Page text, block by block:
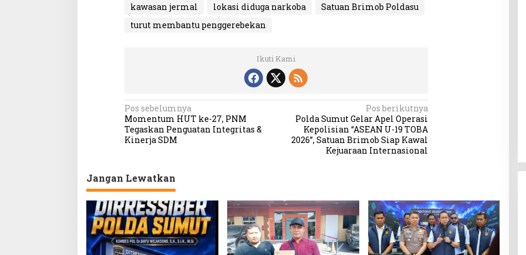
kawasan jermal lokasi diduga narkoba
Satuan Brimob Poldasu
turut membantu penggerebekan
Ikuti Kami
N
a
v
g
a
s
i
p
Pos sebelumnya
Momentum HUT ke-27, PNM
Tegaskan Penguatan Integritas &
Kinerja SDM
Pos berikutnya
Polda Sumut Gelar Apel Operasi
Kepolisian “ASEAN U-19 TOBA
2026”, Satuan Brimob Siap Kawal
Kejuaraan Internasional
Jangan Lewatkan
Abdul Rahman : Kritik Terhadap